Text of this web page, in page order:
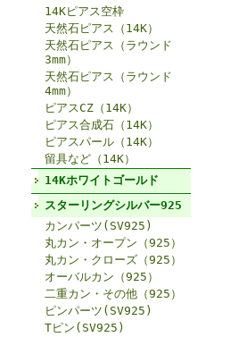
14Kピアス空枠
天然石ピアス（14K）
天然石ピアス（ラウンド
3mm）
天然石ピアス（ラウンド
4mm）
ピアスCZ（14K）
ピアス合成石（14K）
ピアスパール（14K）
留具など（14K）
14Kホワイトゴールド
スターリングシルバー925
カンパーツ(SV925)
丸カン・オープン（925）
丸カン・クローズ（925）
オーバルカン（925）
二重カン・その他（925）
ピンパーツ(SV925)
Tピン(SV925)